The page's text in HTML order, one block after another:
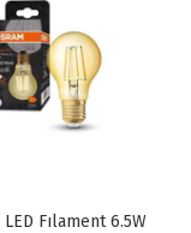
Noas 12W Smd